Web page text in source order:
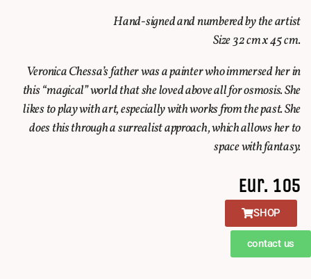
Hand-signed and numbered by the artist
Size 32 cm x 45 cm.
Veronica Chessa’s father was a painter who immersed her in
this “magical” world that she loved above all for osmosis. She
likes to play with art, especially with works from the past. She
does this through a surrealist approach, which allows her to
space with fantasy.
Eur. 105
SHOP
contact us